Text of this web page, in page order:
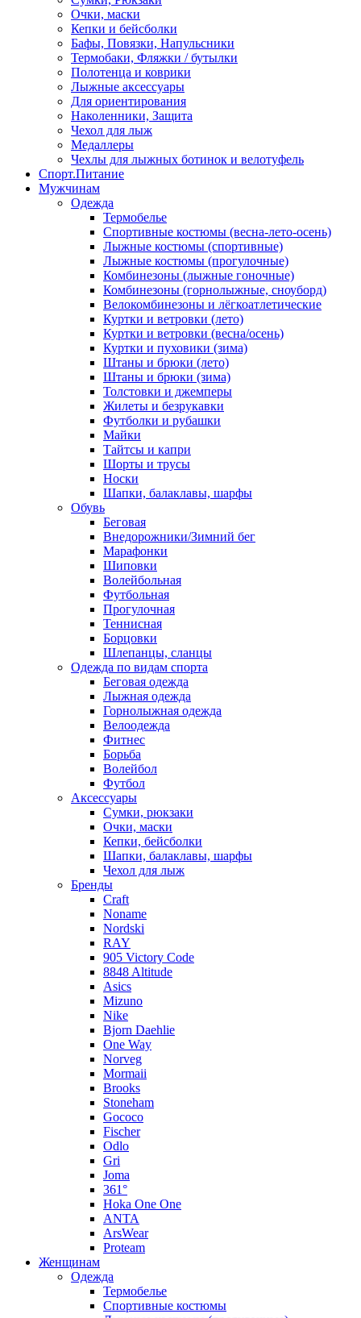
Очки, маски
Кепки и бейсболки
Бафы, Повязки, Напульсники
Термобаки, Фляжки / бутылки
Полотенца и коврики
Лыжные аксессуары
Для ориентирования
Наколенники, Защита
Чехол для лыж
Медаллеры
Чехлы для лыжных ботинок и велотуфель
Спорт.Питание
Мужчинам
Одежда
Термобелье
Спортивные костюмы (весна-лето-осень)
Лыжные костюмы (спортивные)
Лыжные костюмы (прогулочные)
Комбинезоны (лыжные гоночные)
Комбинезоны (горнолыжные, сноуборд)
Велокомбинезоны и лёгкоатлетические
Куртки и ветровки (лето)
Куртки и ветровки (весна/осень)
Куртки и пуховики (зима)
Штаны и брюки (лето)
Штаны и брюки (зима)
Толстовки и джемперы
Жилеты и безрукавки
Футболки и рубашки
Майки
Тайтсы и капри
Шорты и трусы
Носки
Шапки, балаклавы, шарфы
Обувь
Беговая
Внедорожники/Зимний бег
Марафонки
Шиповки
Волейбольная
Футбольная
Прогулочная
Теннисная
Борцовки
Шлепанцы, сланцы
Одежда по видам спорта
Беговая одежда
Лыжная одежда
Горнолыжная одежда
Велоодежда
Фитнес
Борьба
Волейбол
Футбол
Аксессуары
Сумки, рюкзаки
Очки, маски
Кепки, бейсболки
Шапки, балаклавы, шарфы
Чехол для лыж
Бренды
Craft
Noname
Nordski
RAY
905 Victory Code
8848 Altitude
Asics
Mizuno
Nike
Bjorn Daehlie
One Way
Norveg
Mormaii
Brooks
Stoneham
Gococo
Fischer
Odlo
Gri
Joma
361°
Hoka One One
ANTA
ArsWear
Proteam
Женщинам
Одежда
Термобелье
Спортивные костюмы